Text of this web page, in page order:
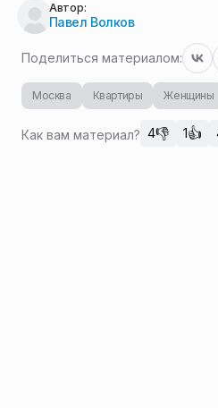
Автор:
Павел Волков
Поделиться материалом:
Москва Квартиры Женщины
Как вам материал? 4👎 1👍